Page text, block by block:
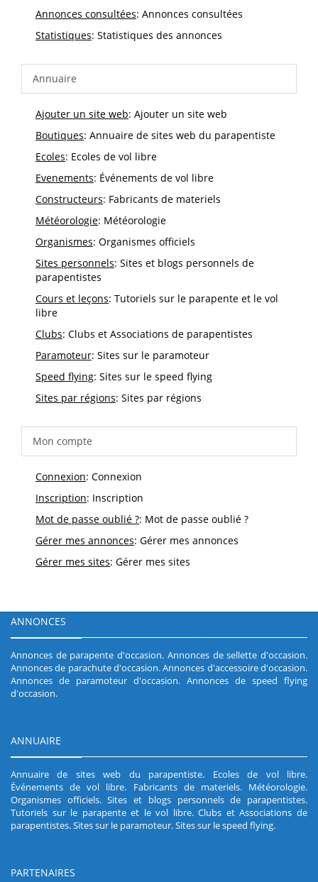
Annonces consultées: Annonces consultées
Statistiques: Statistiques des annonces
Annuaire
Ajouter un site web: Ajouter un site web
Boutiques: Annuaire de sites web du parapentiste
Ecoles: Ecoles de vol libre
Evenements: Événements de vol libre
Constructeurs: Fabricants de materiels
Météorologie: Météorologie
Organismes: Organismes officiels
Sites personnels: Sites et blogs personnels de
parapentistes
Cours et leçons: Tutoriels sur le parapente et le vol
libre
Clubs: Clubs et Associations de parapentistes
Paramoteur: Sites sur le paramoteur
Speed flying: Sites sur le speed flying
Sites par régions: Sites par régions
Mon compte
Connexion: Connexion
Inscription: Inscription
Mot de passe oublié ?: Mot de passe oublié ?
Gérer mes annonces: Gérer mes annonces
Gérer mes sites: Gérer mes sites
ANNONCES
Annonces de parapente d'occasion. Annonces de sellette d'occasion.
Annonces de parachute d'occasion.Annonces d'accessoire d'occasion.
Annonces de paramoteur d'occasion. Annonces de speed flying
d'occasion.
ANNUAIRE
Annuaire de sites web du parapentiste. Ecoles de vol libre.
Événements de vol libre. Fabricants de materiels. Météorologie.
Organismes officiels.Sites et blogs personnels de parapentistes.
Tutoriels sur le parapente et le vol libre.Clubs et Associations de
parapentistes.Sites sur le paramoteur.Sites sur le speed flying.
PARTENAIRES